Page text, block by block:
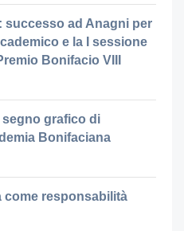
successo ad Anagni per
e la I sessione
Bonifacio VIII
segno grafico di
Bonifaciana
come responsabilità